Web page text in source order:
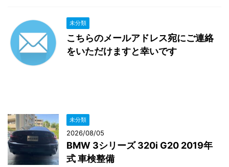
未分類
こちらのメールアドレス宛にご連絡
をいただけますと幸いです
未分類
2026/08/05
BMW 3シリーズ 320i G20 2019年
式 車検整備